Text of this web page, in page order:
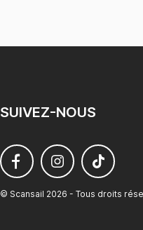
SUIVEZ-NOUS
© Scansail 2026 - Tous droits